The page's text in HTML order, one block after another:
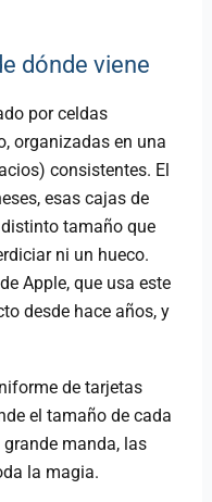
dónde viene
por celdas
organizadas en una
consistentes. El
esas cajas de
tamaño que
ni un hueco.
Apple, que usa este
desde hace años, y
de tarjetas
el tamaño de cada
manda, las
la magia.